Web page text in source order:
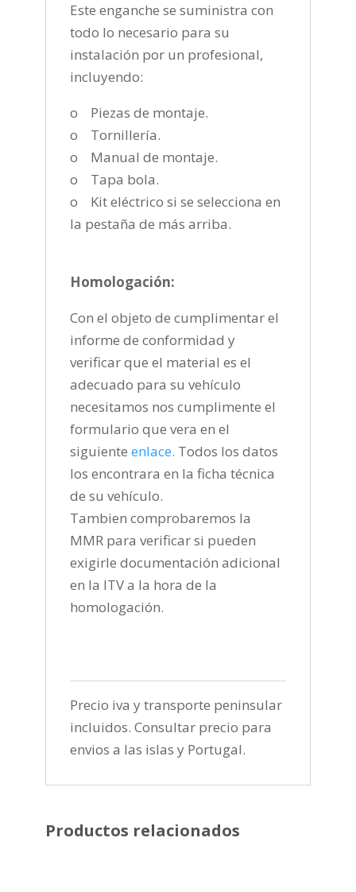
Este enganche se suministra con
todo lo necesario para su
instalación por un profesional,
incluyendo:
o Piezas de montaje.
o Tornillería.
o Manual de montaje.
o Tapa bola.
o Kit eléctrico si se selecciona en
la pestaña de más arriba.
Homologación:
Con el objeto de cumplimentar el
informe de conformidad y
verificar que el material es el
adecuado para su vehículo
necesitamos nos cumplimente el
formulario que vera en el
siguiente enlace. Todos los datos
los encontrara en la ficha técnica
de su vehículo.
Tambien comprobaremos la
MMR para verificar si pueden
exigirle documentación adicional
en la ITV a la hora de la
homologación.
Precio iva y transporte peninsular
incluidos. Consultar precio para
envios a las islas y Portugal.
Productos relacionados